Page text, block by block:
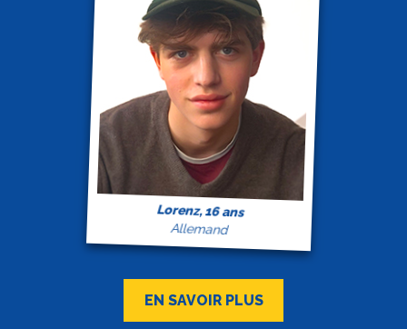
Lorenz, 16 ans
Allemand
EN SAVOIR PLUS